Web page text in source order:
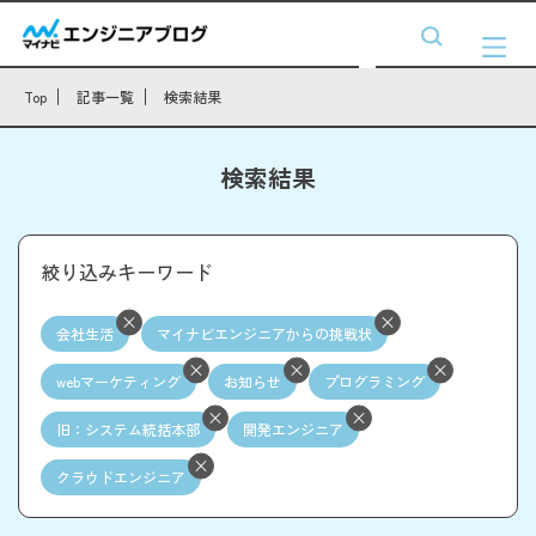
Top 記事一覧 検索結果
検索結果
絞り込みキーワード
会社生活 マイナビエンジニアからの挑戦状
webマーケティング お知らせ プログラミング
旧：システム統括本部 開発エンジニア
クラウドエンジニア